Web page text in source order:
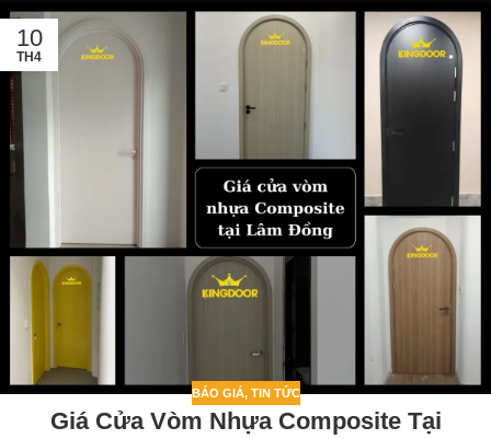
10
TH4
BÁO GIÁ, TIN TỨC
Giá Cửa Vòm Nhựa Composite Tại